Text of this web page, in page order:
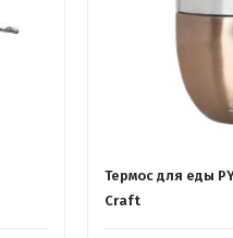
Термос для еды
Craft